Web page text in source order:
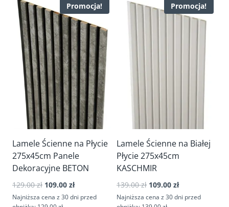
Promocja!
Lamele Ścienne na Płycie
275x45cm Panele
Dekoracyjne BETON
129.00zł Pierwotna
cena
109.00 złAktualna
cena
Najniższa cena z 30 dni przed
Promocja!
Lamele Ścienne na Białej
Płycie 275x45cm
KASCHMIR
139.00zł Pierwotna
cena
109.00 złAktualna
cena
Najniższa cena z 30 dni przed